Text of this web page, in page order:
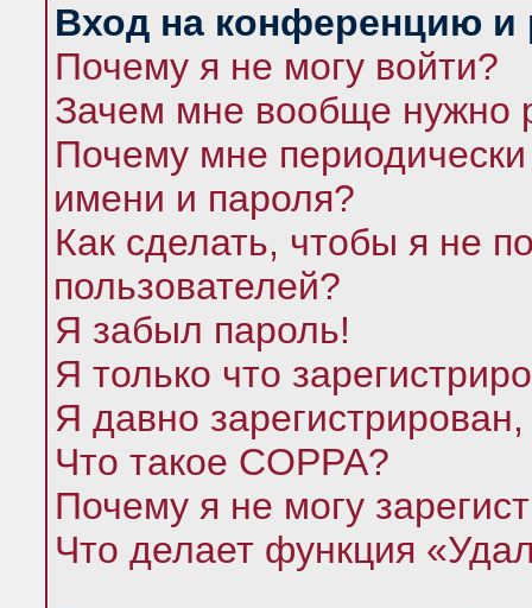
Вход на конференцию и
Почему я не могу войти?
Зачем мне вообще нужно
Почему мне
имени и пароля?
Как сделать, чтобы я не
пользователей?
Я забыл пароль!
Я только что
Я давно
Что такое COPPA?
Почему я не могу
Что делает функция